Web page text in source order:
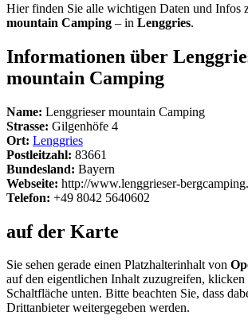
Hier finden Sie alle wichtigen Daten und Infos
mountain Camping – in Lenggries.
Informationen über
mountain Camping
Name: Lenggrieser mountain Camping
Strasse: Gilgenhöfe 4
Ort: Lenggries
Postleitzahl: 83661
Bundesland: Bayern
Webseite: http://www.lenggrieser-
Telefon: +49 8042 5640602
auf der Karte
Sie sehen gerade einen Platzhalterinhalt von
auf den eigentlichen Inhalt zuzugreifen, klicken
Schaltfläche unten. Bitte beachten Sie, dass
Drittanbieter weitergegeben werden.